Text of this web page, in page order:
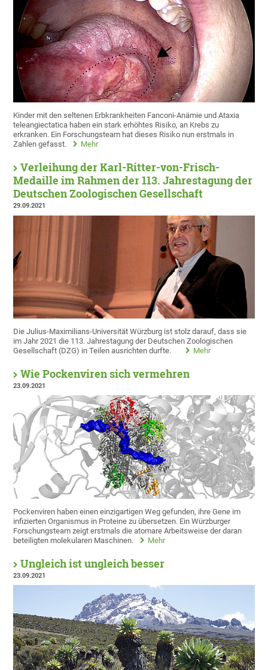
Kinder mit den seltenen Erbkrankheiten Fanconi-Anämie und Ataxia
teleangiectatica haben ein stark erhöhtes Risiko, an Krebs zu
erkranken. Ein Forschungsteam hat dieses Risiko nun erstmals in
Zahlen gefasst.
Mehr
Verleihung der Karl-Ritter-von-Frisch-
Medaille im Rahmen der 113. Jahrestagung der
Deutschen Zoologischen Gesellschaft
29.09.2021
Die Julius-Maximilians-Universität Würzburg ist stolz darauf, dass sie
im Jahr 2021 die 113. Jahrestagung der Deutschen Zoologischen
Gesellschaft (DZG) in Teilen ausrichten durfte.
Mehr
Wie Pockenviren sich vermehren
23.09.2021
Pockenviren haben einen einzigartigen Weg gefunden, ihre Gene im
infizierten Organismus in Proteine zu übersetzen. Ein Würzburger
Forschungsteam zeigt erstmals die atomare Arbeitsweise der daran
beteiligten molekularen Maschinen.
Mehr
Ungleich ist ungleich besser
23.09.2021